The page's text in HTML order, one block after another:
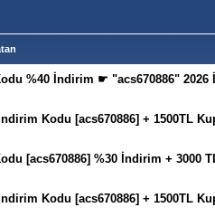
%40 İndirim ☛ "acs670886" 2026
Kodu [acs670886] + 1500TL
[acs670886] %30 İndirim + 3000
Kodu [acs670886] + 1500TL